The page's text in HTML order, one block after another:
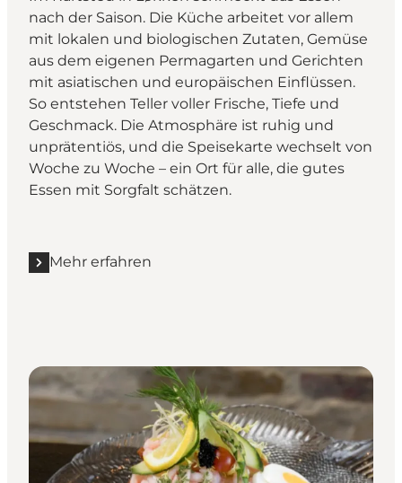
nach der Saison. Die Küche arbeitet vor allem
mit lokalen und biologischen Zutaten, Gemüse
aus dem eigenen Permagarten und Gerichten
mit asiatischen und europäischen Einflüssen.
So entstehen Teller voller Frische, Tiefe und
Geschmack. Die Atmosphäre ist ruhig und
unprätentiös, und die Speisekarte wechselt von
Woche zu Woche – ein Ort für alle, die gutes
Essen mit Sorgfalt schätzen.
Mehr erfahren
Mehr erfahren "Rartsted"